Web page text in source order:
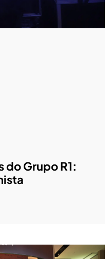
do Grupo R1: